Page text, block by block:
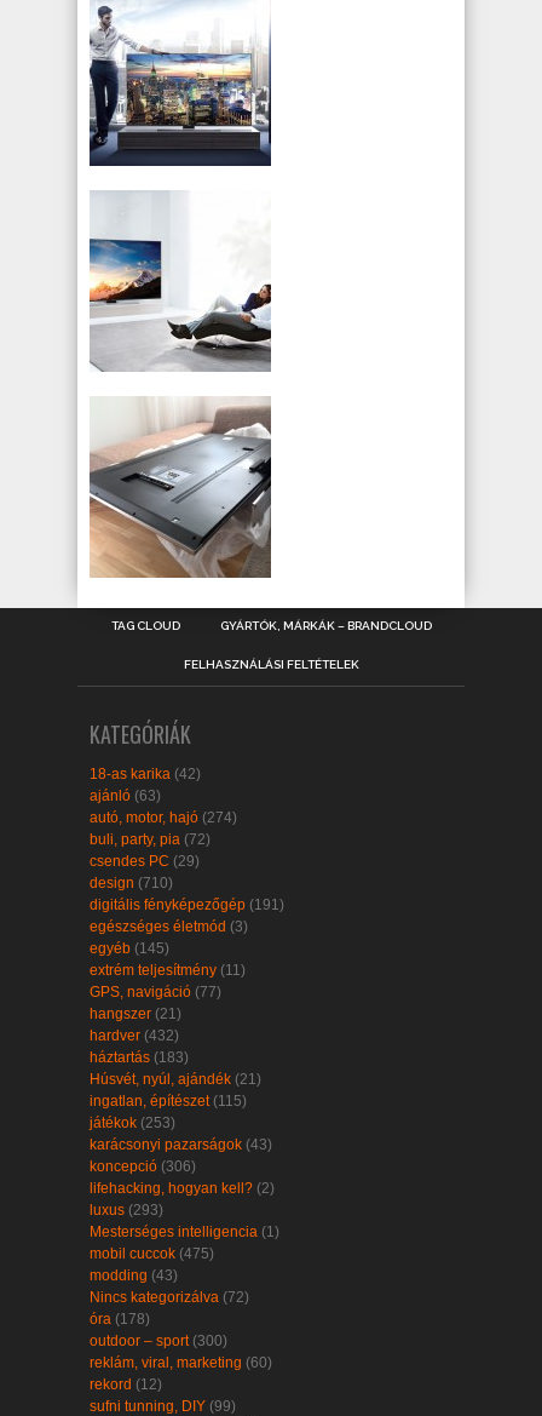
TAG CLOUD GYÁRTÓK, MÁRKÁK – BRANDCLOUD
FELHASZNÁLÁSI FELTÉTELEK
KATEGÓRIÁK
18-as karika (42)
ajánló (63)
autó, motor, hajó (274)
buli, party, pia (72)
csendes PC (29)
design (710)
digitális fényképezőgép (191)
egészséges életmód (3)
egyéb (145)
extrém teljesítmény (11)
GPS, navigáció (77)
hangszer (21)
hardver (432)
háztartás (183)
Húsvét, nyúl, ajándék (21)
ingatlan, építészet (115)
játékok (253)
karácsonyi pazarságok (43)
koncepció (306)
lifehacking, hogyan kell? (2)
luxus (293)
Mesterséges intelligencia (1)
mobil cuccok (475)
modding (43)
Nincs kategorizálva (72)
óra (178)
outdoor – sport (300)
reklám, viral, marketing (60)
rekord (12)
sufni tunning, DIY (99)